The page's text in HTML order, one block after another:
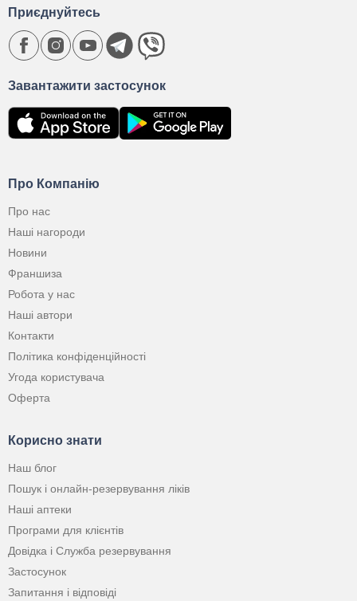
Про Компанію
Про нас
Наші нагороди
Новини
Франшиза
Робота у нас
Наші автори
Контакти
Політика конфіденційності
Угода користувача
Оферта
Корисно знати
Наш блог
Пошук і онлайн-резервування ліків
Наші аптеки
Програми для клієнтів
Довідка і Служба резервування
Застосунок
Запитання і відповіді
Завантажити застосунок
Приєднуйтесь